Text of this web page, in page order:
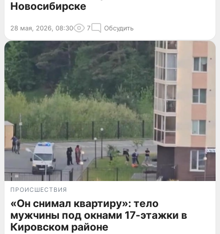
Новосибирске
28 мая, 2026, 08:30 7 Обсудить
ПРОИСШЕСТВИЯ
«Он снимал квартиру»: тело
мужчины под окнами 17-этажки в
Кировском районе